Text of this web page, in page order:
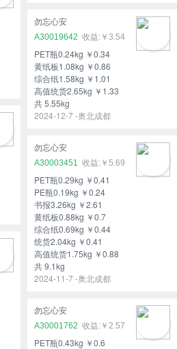
勿忘心安
A30019642
￥3.54
PET瓶0.24kg ￥0.34
黄纸板1.08kg ￥0.86
综合纸1.58kg ￥1.01
高值统货2.65kg ￥1.33
共 5.55kg
2024-12-7 -奥北成都
勿忘心安
A30003451
￥5.69
PET瓶0.29kg ￥0.41
PE瓶0.19kg ￥0.24
书报3.26kg ￥2.61
黄纸板0.88kg ￥0.7
综合纸0.69kg ￥0.44
统货2.04kg ￥0.41
高值统货1.75kg ￥0.88
共 9.1kg
2024-11-7 -奥北成都
勿忘心安
A30001762
￥2.57
PET瓶0.43kg ￥0.6